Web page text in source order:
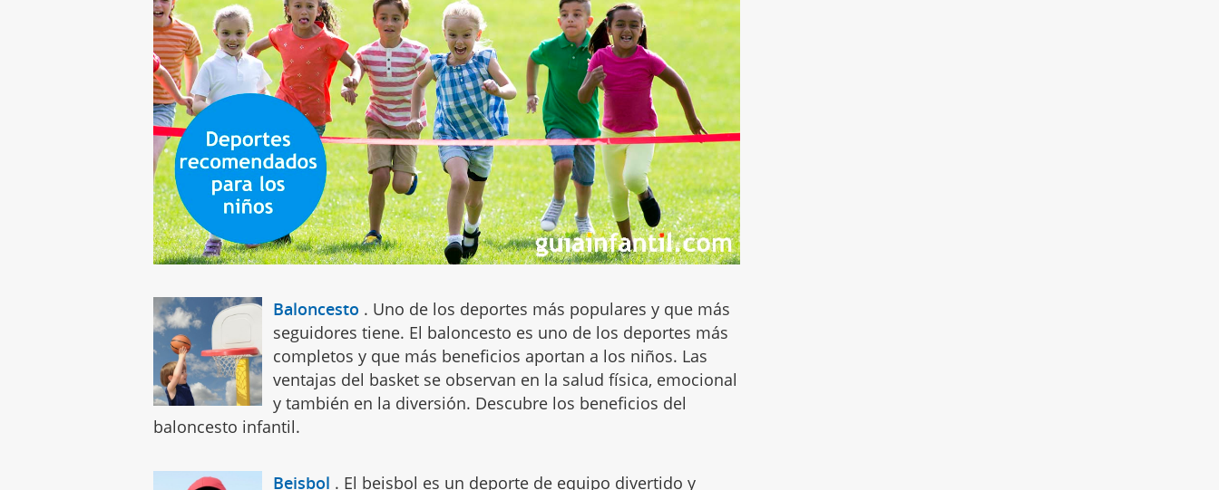
Baloncesto . Uno de los deportes más populares y que más
seguidores tiene. El baloncesto es uno de los deportes más
completos y que más beneficios aportan a los niños. Las
ventajas del basket se observan en la salud física, emocional
y también en la diversión. Descubre los beneficios del
baloncesto infantil.
Beisbol . El beisbol es un deporte de equipo divertido y